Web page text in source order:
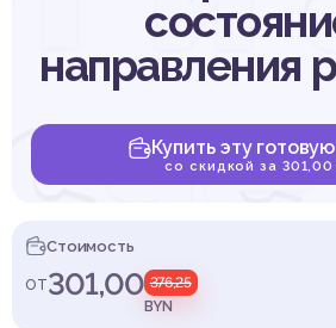
направления
Купить эту
со скидкой за 301,00
Стоимость
от301,00 376,25
BYN